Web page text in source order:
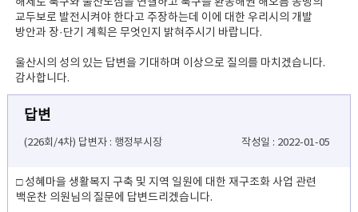
교두보로 발전시켜야 한다고 주장하는데 이에 대한 우리시의 개발
방안과 장·단기 계획은 무엇인지 밝혀주시기 바랍니다.
울산시의 성의 있는 답변을 기대하며 이상으로 질의를 마치겠습니다.
감사합니다.
답변
(226회/4차) 답변자 : 행정부시장 작성일 : 2022-01-05
□ 성혜마을 생활복지 구축 및 지역 일원에 대한 재구조화 사업 관련
백운찬 의원님의 질문에 답변드리겠습니다.